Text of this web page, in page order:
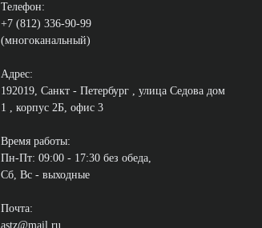
Телефон:
+7 (812) 336-90-99
(многоканальный)
Адрес:
192019, Санкт - Петербург , улица Седова дом
1 , корпус 2Б, офис 3
Время работы:
Пн-Пт: 09:00 - 17:30 без обеда,
Сб, Вс - выходные
Почта:
astz@mail.ru